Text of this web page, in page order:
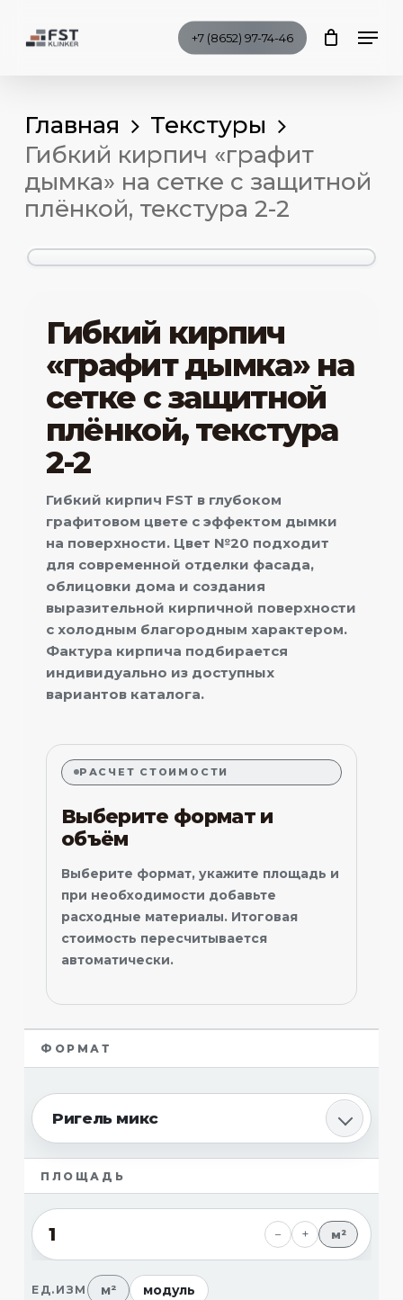
+7 (8652) 97-74-46
Главная
Текстуры
Гибкий кирпич «графит
дымка» на сетке с защитной
плёнкой, текстура 2-2
Гибкий кирпич
«графит дымка» на
сетке с защитной
плёнкой, текстура
2-2
Гибкий кирпич FST в глубоком
графитовом цвете с эффектом дымки
на поверхности. Цвет №20 подходит
для современной отделки фасада,
облицовки дома и создания
выразительной кирпичной поверхности
с холодным благородным характером.
Фактура кирпича подбирается
индивидуально из доступных
вариантов каталога.
РАСЧЕТ СТОИМОСТИ
Выберите формат и
объём
Выберите формат, укажите площадь и
при необходимости добавьте
расходные материалы. Итоговая
стоимость пересчитывается
автоматически.
ФОРМАТ
Ригель микс
ПЛОЩАДЬ
− + м²
ЕД.ИЗМ м² модуль